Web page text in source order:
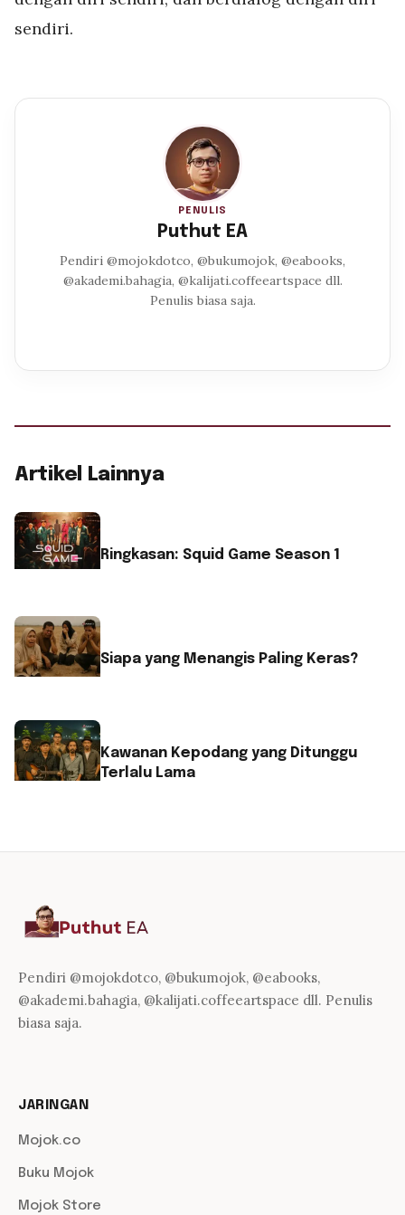
sendiri.
PENULIS
Puthut EA
Pendiri @mojokdotco, @bukumojok, @eabooks,
@akademi.bahagia, @kalijati.coffeeartspace dll.
Penulis biasa saja.
Artikel Lainnya
Ringkasan: Squid Game Season 1
Siapa yang Menangis Paling Keras?
Kawanan Kepodang yang Ditunggu
Terlalu Lama
Pendiri @mojokdotco, @bukumojok, @eabooks,
@akademi.bahagia, @kalijati.coffeeartspace dll. Penulis
biasa saja.
JARINGAN
Mojok.co
Buku Mojok
Mojok Store